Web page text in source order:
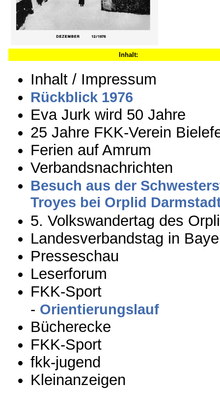
Inhalt:
Inhalt / Impressum
Rückblick 1976
Eva Jurk wird 50 Jahre
25 Jahre FKK-Verein
Ferien auf Amrum
Verbandsnachrichten
Besuch aus der
Troyes bei Orplid
5. Volkswandertag des
Landesverbandstag in
Presseschau
Leserforum
FKK-Sport
- Orientierungslauf
Bücherecke
FKK-Sport
fkk-jugend
Kleinanzeigen